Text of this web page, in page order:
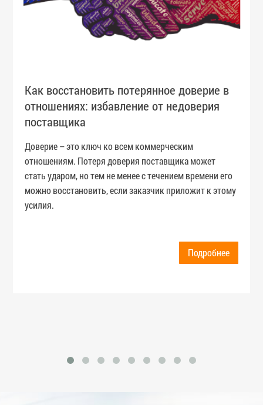
Как восстановить потерянное доверие в
отношениях: избавление от недоверия
поставщика
Доверие – это ключ ко всем коммерческим
отношениям. Потеря доверия поставщика может
стать ударом, но тем не менее с течением времени его
можно восстановить, если заказчик приложит к этому
усилия.
Подробнее